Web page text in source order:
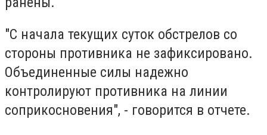
"С начала текущих суток обстрелов со
стороны противника не зафиксировано.
Объединенные силы надежно
контролируют противника на линии
соприкосновения", - говорится в отчете.